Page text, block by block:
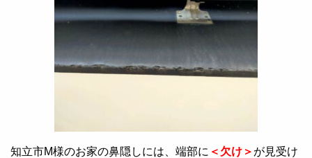
知立市M様のお家の鼻隠しには、端部に ＜欠け＞ が見受け